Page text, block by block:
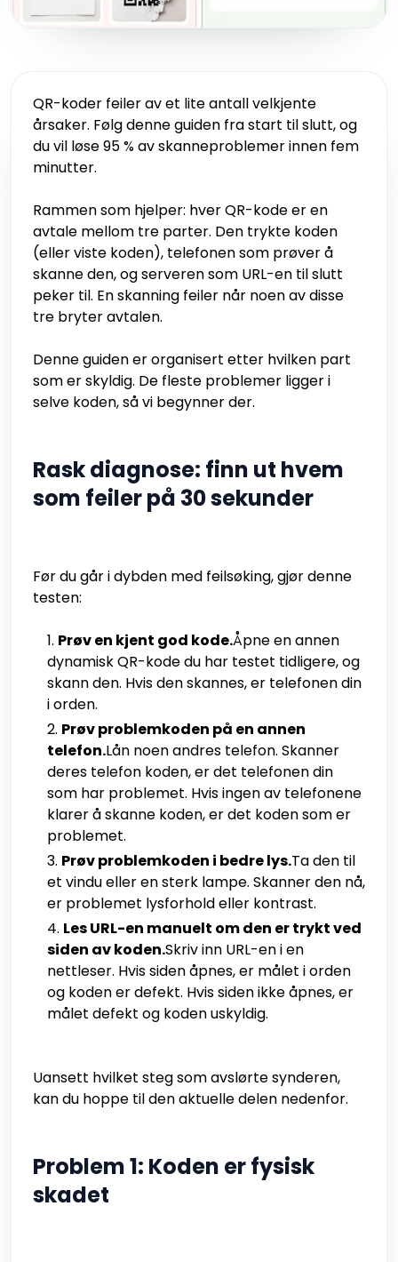
QR-koder feiler av et lite antall velkjente
årsaker. Følg denne guiden fra start til slutt, og
du vil løse 95 % av skanneproblemer innen fem
minutter.
Rammen som hjelper: hver QR-kode er en
avtale mellom tre parter. Den trykte koden
(eller viste koden), telefonen som prøver å
skanne den, og serveren som URL-en til slutt
peker til. En skanning feiler når noen av disse
tre bryter avtalen.
Denne guiden er organisert etter hvilken part
som er skyldig. De fleste problemer ligger i
selve koden, så vi begynner der.
Rask diagnose: finn ut hvem
som feiler på 30 sekunder
Før du går i dybden med feilsøking, gjør denne
testen:
Prøv en kjent god kode.Åpne en annen
dynamisk QR-kode du har testet tidligere, og
skann den. Hvis den skannes, er telefonen din
i orden.
Prøv problemkoden på en annen
telefon.Lån noen andres telefon. Skanner
deres telefon koden, er det telefonen din
som har problemet. Hvis ingen av telefonene
klarer å skanne koden, er det koden som er
problemet.
Prøv problemkoden i bedre lys.Ta den til
et vindu eller en sterk lampe. Skanner den nå,
er problemet lysforhold eller kontrast.
Les URL-en manuelt om den er trykt ved
siden av koden.Skriv inn URL-en i en
nettleser. Hvis siden åpnes, er målet i orden
og koden er defekt. Hvis siden ikke åpnes, er
målet defekt og koden uskyldig.
Uansett hvilket steg som avslørte synderen,
kan du hoppe til den aktuelle delen nedenfor.
Problem 1: Koden er fysisk
skadet